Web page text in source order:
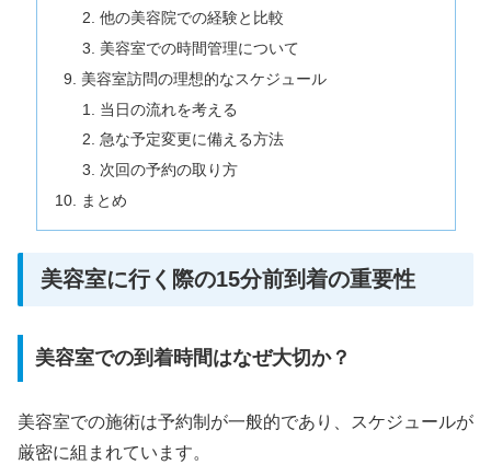
他の美容院での経験と比較
美容室での時間管理について
美容室訪問の理想的なスケジュール
当日の流れを考える
急な予定変更に備える方法
次回の予約の取り方
まとめ
美容室に行く際の15分前到着の重要性
美容室での到着時間はなぜ大切か？
美容室での施術は予約制が一般的であり、スケジュールが
厳密に組まれています。